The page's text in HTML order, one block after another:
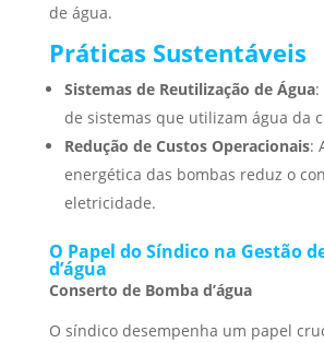
de água.
Práticas Sustentáveis
Sistemas de Reutilização de Água:
de sistemas que utilizam água da
Redução de Custos Operacionais:
energética das bombas reduz o
eletricidade.
O Papel do Síndico na Gestão
d’água
Conserto de Bomba d’água
O síndico desempenha um papel